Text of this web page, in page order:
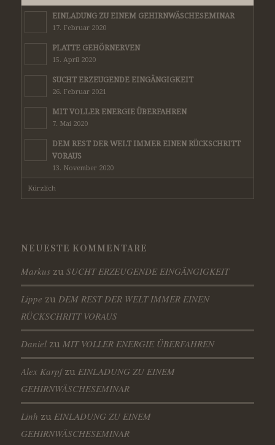
EINLADUNG ZU EINEM GEHIRNWÄSCHESEMINAR
17. Februar 2020
PLATTE GEHÖRNERVEN
15. April 2020
SUCHT ERZEUGENDE EINGÄNGIGKEIT
26. Februar 2021
MIT VOLLER ENERGIE ÜBERFAHREN
7. Mai 2020
DEM REST DER WELT IMMER EINEN RÜCKSCHRITT
VORAUS
13. November 2020
Kürzlich
NEUESTE KOMMENTARE
Markuszu SUCHT ERZEUGENDE EINGÄNGIGKEIT
Lippe zu DEM REST DER WELT IMMER EINEN
RÜCKSCHRITT VORAUS
Danielzu MIT VOLLER ENERGIE ÜBERFAHREN
Alex Karpfzu EINLADUNG ZU EINEM
GEHIRNWÄSCHESEMINAR
Linh zu EINLADUNG ZU EINEM
GEHIRNWÄSCHESEMINAR